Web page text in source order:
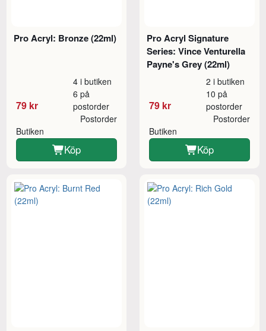
Pro Acryl: Bronze (22ml)
79 kr
4 i butiken
6 på
postorder
Butiken
Postorder
Köp
Pro Acryl Signature
Series: Vince Venturella
Payne's Grey (22ml)
79 kr
2 i butiken
10 på
postorder
Butiken
Postorder
Köp